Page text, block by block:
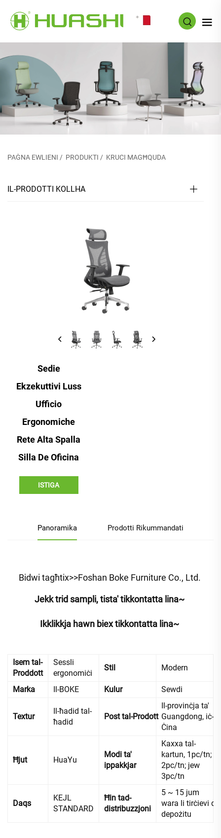
PAĠNA EWLIENI / PRODUKTI / KRUCI MAGĦQUDA
IL-PRODOTTI KOLLHA
Sedie
Ekzekuttivi Luss
Ufficio
Ergonomiche
Rete Alta Spalla
Silla De Oficina
ISTIGA
Panoramika Prodotti Rikummandati
Bidwi tagħtix>>Foshan Boke Furniture Co., Ltd.
Jekk trid sampli, tista' tikkontatta lina~
Ikklikkja hawn biex tikkontatta lina~
Isem tal-
Proddott
Sessli
ergonomiċi
Stil Modern
Marka Il-BOKE Kulur Sewdi
Textur
Il-ħadid tal-
ħadid
Post tal-Prodott
Il-provinċja ta'
Guangdong, iċ-
Ċina
Ħjut HuaYu
Modi ta'
ippakkjar
Kaxxa tal-
kartun, 1pc/tn;
2pc/tn; jew
3pc/tn
Daqs
KEJL
STANDARD
Ħin tad-
distribuzzjoni
5 ~ 15 jum
wara li tirċievi d-
depożitu